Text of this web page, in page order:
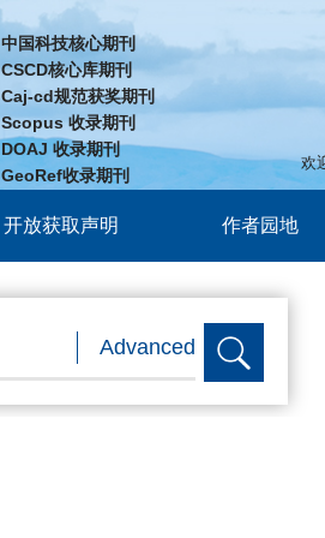
中国科技核心期刊
CSCD核心库期刊
Caj-cd规范获奖期刊
Scopus 收录期刊
DOAJ 收录期刊
GeoRef收录期刊
欢
开放获取声明 作者园地
Advanced